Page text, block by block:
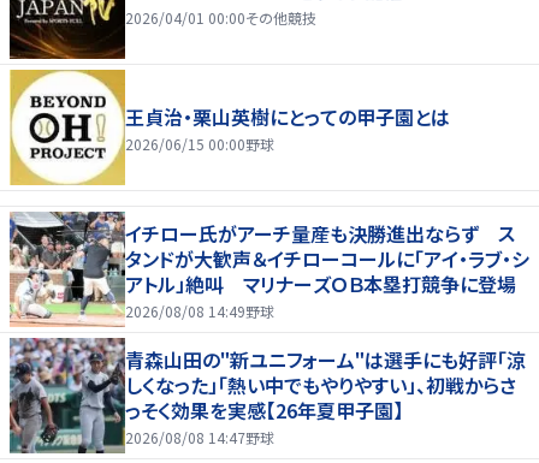
2026/04/01 00:00その他競技
王貞治・栗山英樹にとっての甲子園とは
2026/06/15 00:00野球
イチロー氏がアーチ量産も決勝進出ならず ス
タンドが大歓声＆イチローコールに「アイ・ラブ・シ
アトル」絶叫 マリナーズＯＢ本塁打競争に登場
2026/08/08 14:49野球
青森山田の"新ユニフォーム"は選手にも好評「涼
しくなった」「熱い中でもやりやすい」、初戦からさ
っそく効果を実感【26年夏甲子園】
2026/08/08 14:47野球